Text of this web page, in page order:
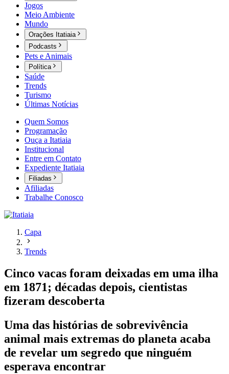
Jogos
Meio Ambiente
Mundo
Orações Itatiaia
Podcasts
Pets e Animais
Política
Saúde
Trends
Turismo
Últimas Notícias
Quem Somos
Programação
Ouça a Itatiaia
Institucional
Entre em Contato
Expediente Itatiaia
Filiadas
Afiliadas
Trabalhe Conosco
Capa
Trends
Cinco vacas foram deixadas em uma ilha
em 1871; décadas depois, cientistas
fizeram descoberta
Uma das histórias de sobrevivência
animal mais extremas do planeta acaba
de revelar um segredo que ninguém
esperava encontrar